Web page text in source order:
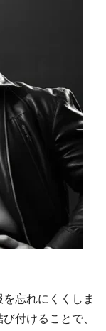
忘れにくくしま
付けることで、